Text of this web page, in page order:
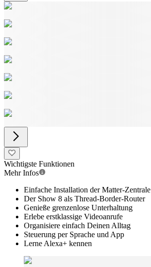
Wichtigste Funktionen
Mehr Infos
Einfache Installation der Matter-Zentrale
Der Show 8 als Thread-Border-Router
Genieße grenzenlose Unterhaltung
Erlebe erstklassige Videoanrufe
Organisiere einfach Deinen Alltag
Steuerung per Sprache und App
Lerne Alexa+ kennen